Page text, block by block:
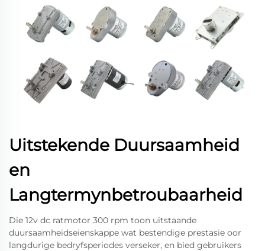
Uitstekende Duursaamheid
en
Langtermynbetroubaarheid
Die 12v dc ratmotor 300 rpm toon uitstaande
duursaamheidseienskappe wat bestendige prestasie oor
langdurige bedryfsperiodes verseker, en bied gebruikers